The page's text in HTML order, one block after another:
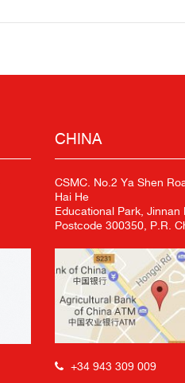
CHINA
CSMC. No.2 Ya Shen
Hai He
Educational Park, Jinnan
Postcode 300350, P.R.
+34 943 309 009